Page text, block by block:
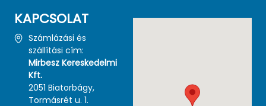
KAPCSOLAT
Számlázási és
szállítási cím:
Mirbesz Kereskedelmi
Kft.
2051 Biatorbágy,
Tormásrét u. 1.